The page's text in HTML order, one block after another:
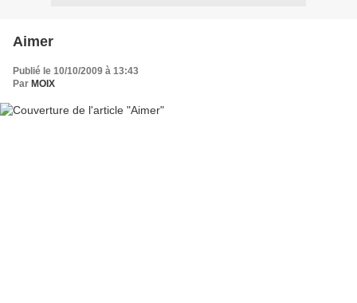
Aimer
Publié le 10/10/2009 à 13:43
Par MOIX